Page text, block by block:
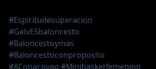
#Espiritudesuperacion
#GelvESbaloncesto
#Baloncestoymas
#Baloncestoconproposito
#XCopacovap #Minibasketfemenino